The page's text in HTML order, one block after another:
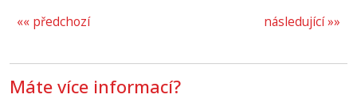
následující »»
«« předchozí
Máte více informací?